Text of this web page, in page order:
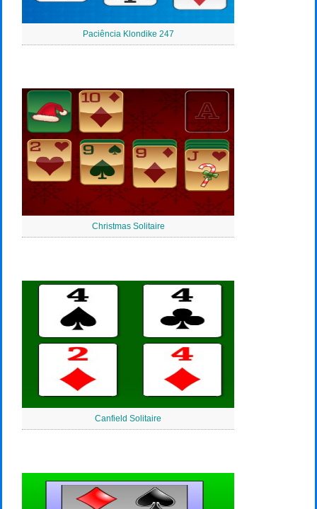
Paciência Klondike 247
Christmas Solitaire
Canfield Solitaire